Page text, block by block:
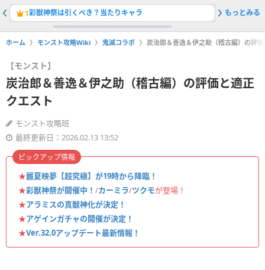
1彩獣神祭は引くべき？当たりキャラ 2最強キ
もっとみる
ホーム モンスト攻略Wiki 鬼滅コラボ 炭治郎＆善逸＆伊之助（稽古編）の評
【モンスト】
炭治郎＆善逸＆伊之助（稽古編）の評価と適正
クエスト
モンスト攻略班
最終更新日：2026.02.13 13:52
★麗夏映夢【超究極】が19時から降臨！
★彩獣神祭が開催中！ /カーミラ/ツクモが登場！
★アラミスの真獣神化が決定！
★アゲインガチャの開催が決定！
★Ver.32.0アップデート最新情報！
ピックアップ情報